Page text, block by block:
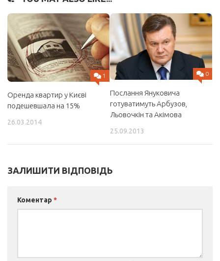
1
Оренда квартир у Києві
подешевшала на 15%
26.03.2014
0
Послання Януковича
готуватимуть Арбузов,
Льовочкін та Акімова
25.09.2013
ЗАЛИШИТИ ВІДПОВІДЬ
Коментар *